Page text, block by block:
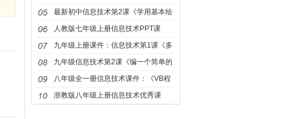
软件》课件
最新初中信息技术第2课《学用基本绘
图工具》课件
人教版七年级上册信息技术PPT课
件：《制作网站》
九年级上册课件：信息技术第1课《多
媒体作品的设计》(共15张PPT)
九年级信息技术第2课《编一个简单的
VB程序》课件
八年级全一册信息技术课件：《VB程
序设计实战》冀教版
浙教版八年级上册信息技术优秀课